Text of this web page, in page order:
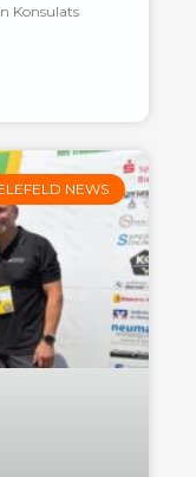
Konsulats
NEWS